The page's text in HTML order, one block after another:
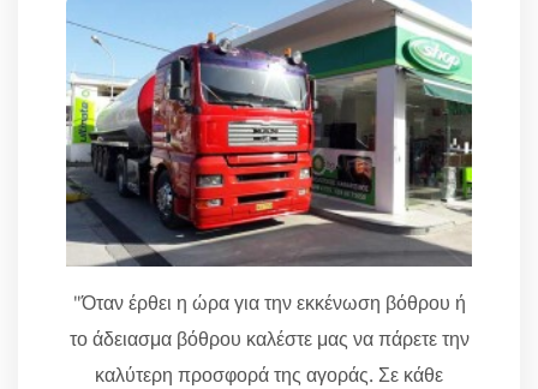
"Όταν έρθει η ώρα για την εκκένωση βόθρου ή
το άδειασμα βόθρου καλέστε μας να πάρετε την
καλύτερη προσφορά της αγοράς. Σε κάθε